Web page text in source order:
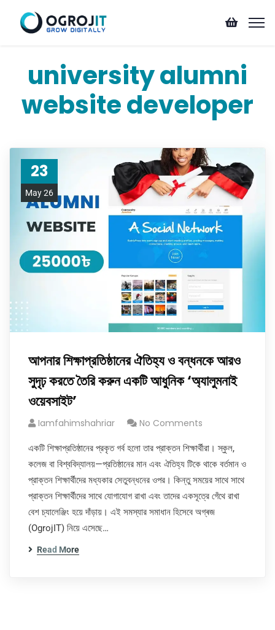
university alumni
website developer
23
May 26
আপনার শিক্ষাপ্রতিষ্ঠানের ঐতিহ্য ও বন্ধনকে আরও
সুদৃঢ় করতে তৈরি করুন একটি আধুনিক ‘অ্যালুমনাই
ওয়েবসাইট’
Iamfahimshahriar No Comments
একটি শিক্ষাপ্রতিষ্ঠানের প্রকৃত গর্ব হলো তার প্রাক্তন শিক্ষার্থীরা। স্কুল,
কলেজ বা বিশ্ববিদ্যালয়—প্রতিষ্ঠানের মান এবং ঐতিহ্য টিকে থাকে বর্তমান ও
প্রাক্তন শিক্ষার্থীদের মধ্যকার সেতুবন্ধনের ওপর। কিন্তু সময়ের সাথে সাথে
প্রাক্তন শিক্ষার্থীদের সাথে যোগাযোগ রাখা এবং তাদের একসূত্রে গেঁথে রাখা
বেশ চ্যালেঞ্জিং হয়ে দাঁড়ায়। এই সমস্যার সমাধান হিসেবে অগ্ৰজ
(OgrojIT) নিয়ে এসেছে…
Read More